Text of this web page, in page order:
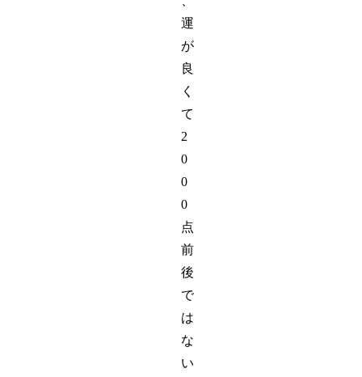
運
が
良
く
て
2
0
0
0
点
前
後
で
は
な
い